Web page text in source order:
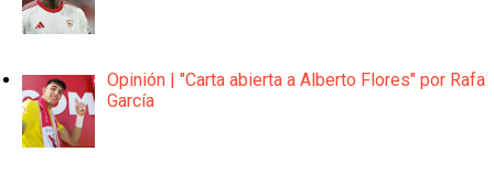
Opinión | "Carta abierta a Alberto Flores" por Rafa
García